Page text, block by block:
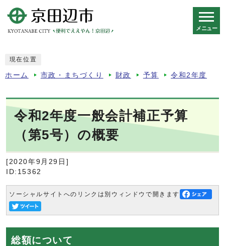
メニュー
現在位置
ホーム 市政・まちづくり 財政 予算 令和2年度
令和2年度一般会計補正予算
（第5号）の概要
[2020年9月29日]
ID:15362
ソーシャルサイトへのリンクは別ウィンドウで開きます
総額について